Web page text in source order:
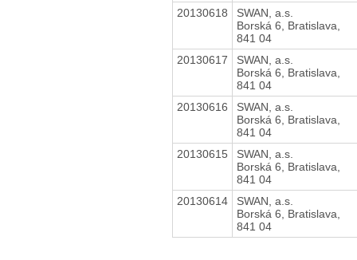
20130618
SWAN, a.s.
Borská 6, Bratislava,
841 04
20130617
SWAN, a.s.
Borská 6, Bratislava,
841 04
20130616
SWAN, a.s.
Borská 6, Bratislava,
841 04
20130615
SWAN, a.s.
Borská 6, Bratislava,
841 04
20130614
SWAN, a.s.
Borská 6, Bratislava,
841 04